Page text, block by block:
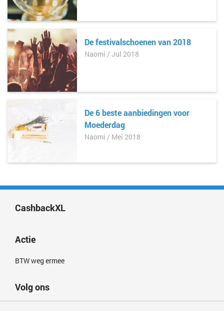
De festivalschoenen van 2018
Naomi / Jul 2018
De 6 beste aanbiedingen voor
Moederdag
Naomi / Mei 2018
CashbackXL
Actie
BTW weg ermee
Volg ons